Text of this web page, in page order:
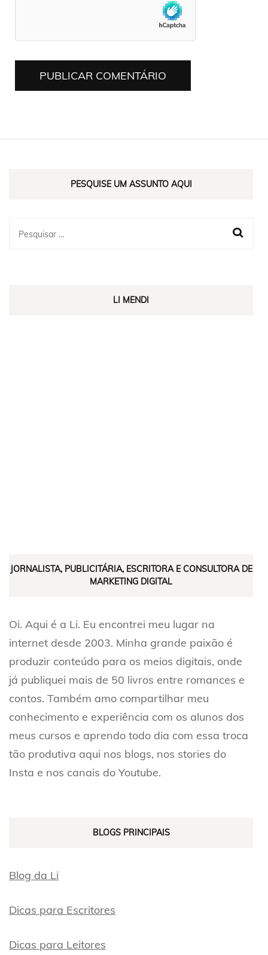
PESQUISE UM ASSUNTO AQUI
LI MENDI
JORNALISTA, PUBLICITÁRIA, ESCRITORA E CONSULTORA DE
MARKETING DIGITAL
Oi. Aqui é a Li. Eu encontrei meu lugar na
internet desde 2003. Minha grande paixão é
produzir conteúdo para os meios digitais, onde
já publiquei mais de 50 livros entre romances e
contos. Também amo compartilhar meu
conhecimento e experiência com os alunos dos
meus cursos e aprendo todo dia com essa troca
tão produtiva aqui nos blogs, nos stories do
Insta e nos canais do Youtube.
BLOGS PRINCIPAIS
Blog da Li
Dicas para Escritores
Dicas para Leitores